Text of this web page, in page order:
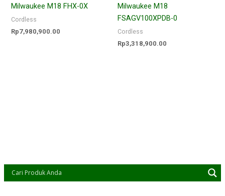
Milwaukee M18 FHX-0X
Cordless
Rp7,980,900.00
Milwaukee M18
FSAGV100XPDB-0
Cordless
Rp3,318,900.00